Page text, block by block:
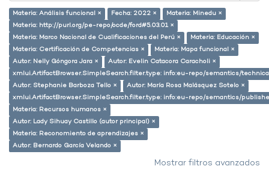
Materia: Análisis funcional × Fecha: 2022 ×
Materia: Minedu ×
Materia: http://purl.org/pe-repo/ocde/ford#5.03.01 ×
Materia: Marco Nacional de Cualificaciones del Perú ×
Materia: Educación ×
Materia: Certificación de Competencias ×
Materia: Mapa funcional ×
Autor: Nelly Góngora Jara ×
Autor: Evelin Catacora Caracholi ×
xmlui.ArtifactBrowser.SimpleSearch.filter.type: info:eu-repo/semantics/
Autor: Stephanie Barboza Tello ×
Autor: María Rosa Malásquez Sotelo ×
xmlui.ArtifactBrowser.SimpleSearch.filter.type: info:eu-repo/semantics/
Materia: Recursos humanos ×
Autor: Lady Sihuay Castillo (autor principal) ×
Materia: Reconomiento de aprendizajes ×
Autor: Bernardo García Velando ×
Mostrar filtros avanzados